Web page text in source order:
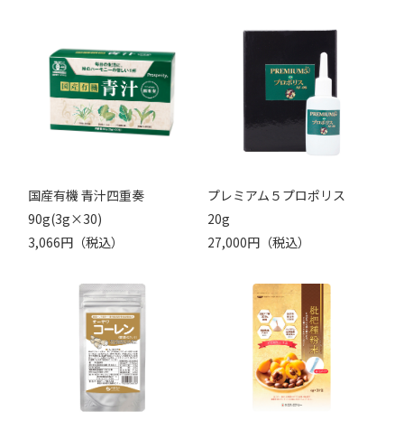
国産有機 青汁四重奏
90g(3g×30)
3,066円（税込）
プレミアム５プロポリス
20g
27,000円（税込）